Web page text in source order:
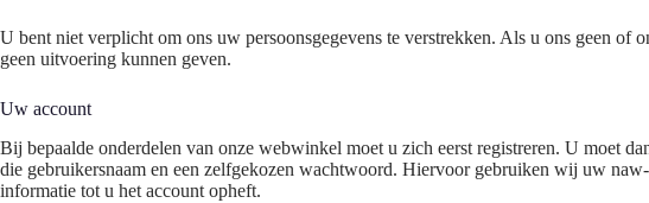
U bent niet verplicht om ons uw persoonsgegevens te verstrekken. Als u ons geen of
geen uitvoering kunnen geven.
Uw account
Bij bepaalde onderdelen van onze webwinkel moet u zich eerst registreren. U moet
die gebruikersnaam en een zelfgekozen wachtwoord. Hiervoor gebruiken wij uw
informatie tot u het account opheft.